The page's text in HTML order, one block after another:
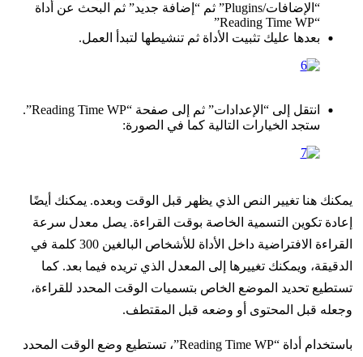
“الإضافات/Plugins” ثم “إضافة جديد” ثم البحث عن أداة
“Reading Time WP”
بعدها عليك تثبيت الأداة ثم تنشيطها لتبدأ العمل.
انتقل إلى “الإعدادات” ثم إلى صفحة “Reading Time WP”.
ستجد الخيارات التالية كما في الصورة:
يمكنك هنا تغيير النص الذي يظهر قبل الوقت وبعده. يمكنك أيضًا
إعادة تكوين التسمية الخاصة بوقت القراءة. يصل معدل سرعة
القراءة الافتراضية داخل الأداة للأشخاص البالغين 300 كلمة في
الدقيقة، ويمكنك تغييرها إلى المعدل الذي تريده فيما بعد. كما
تستطيع تحديد الموضع الخاص بتسميات الوقت المحدد للقراءة،
وجعله قبل المحتوى أو وضعه قبل المقتطف.
باستخدام أداة “Reading Time WP”، تستطيع وضع الوقت المحدد